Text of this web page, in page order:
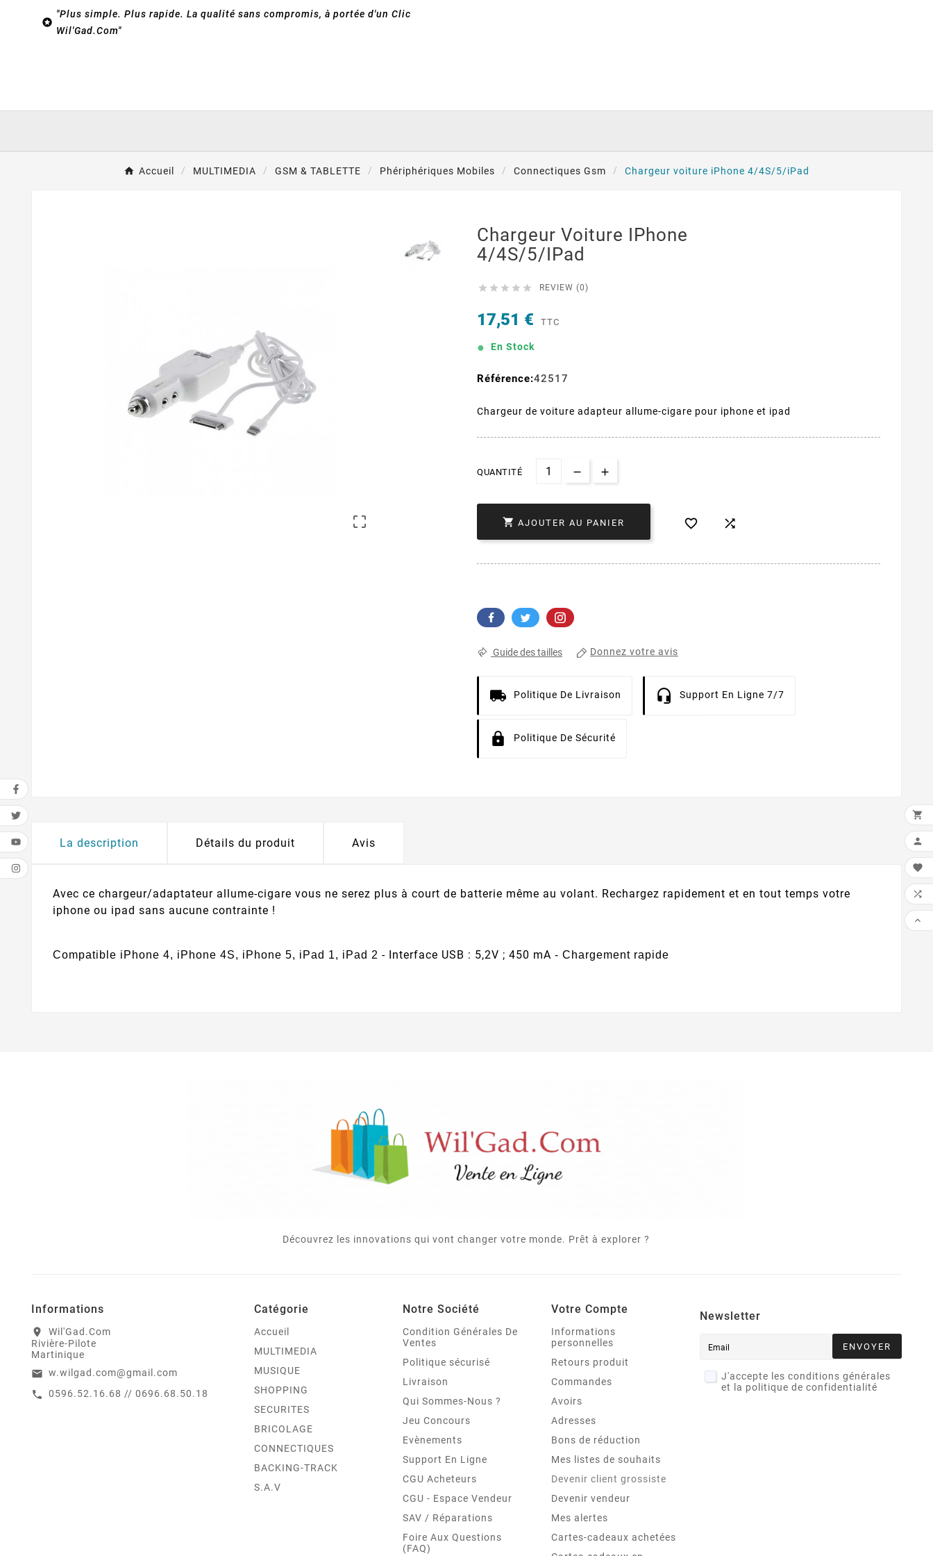

"Plus simple. Plus rapide. La qualité sans compromis, à portée d'un Clic
Wil'Gad.Com"
Accueil MULTIMEDIA GSM & TABLETTE Phériphériques Mobiles Connectiques Gsm Chargeur voiture iPhone 4/4S/5/iPad

Chargeur Voiture IPhone
4/4S/5/iPad
     REVIEW (0)
17,51 € TTC
En Stock
Référence:42517
Chargeur de voiture adapteur allume-cigare pour iphone et ipad
QUANTITÉ
 AJOUTER AU PANIER  
Guide des tailles Donnez votre avis
Politique De Livraison Support En Ligne 7/7
Politique De Sécurité
La description Détails du produit Avis
Avec ce chargeur/adaptateur allume-cigare vous ne serez plus à court de batterie même au volant. Rechargez rapidement et en tout temps votre
iphone ou ipad sans aucune contrainte !
Compatible iPhone 4, iPhone 4S, iPhone 5, iPad 1, iPad 2 - Interface USB : 5,2V ; 450 mA - Chargement rapide
Découvrez les innovations qui vont changer votre monde. Prêt à explorer ?
Informations
location_on
Wil'Gad.Com
Rivière-Pilote
Martinique
email w.wilgad.com@gmail.com
call 0596.52.16.68 // 0696.68.50.18
Catégorie
Accueil
MULTIMEDIA
MUSIQUE
SHOPPING
SECURITES
BRICOLAGE
CONNECTIQUES
BACKING-TRACK
S.A.V
Notre Société
Condition Générales De
Ventes
Politique sécurisé
Livraison
Qui Sommes-Nous ?
Jeu Concours
Evènements
Support En Ligne
CGU Acheteurs
CGU - Espace Vendeur
SAV / Réparations
Foire Aux Questions
(FAQ)
Votre Compte
Informations
personnelles
Retours produit
Commandes
Avoirs
Adresses
Bons de réduction
Mes listes de souhaits
Devenir client grossiste
Devenir vendeur
Mes alertes
Cartes-cadeaux achetées
Newsletter
ENVOYER
J'accepte les conditions générales
et la politique de confidentialité




